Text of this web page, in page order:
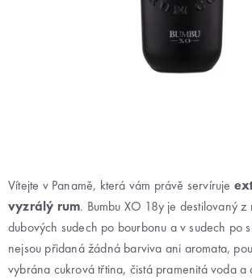
Vítejte v Panamě, která vám právě servíruje
vyzrálý rum. Bumbu XO 18y je destilovaný
dubových sudech po bourbonu a v sudech po
nejsou přidaná žádná barviva ani aromata,
vybrána cukrová třtina, čistá pramenitá voda a